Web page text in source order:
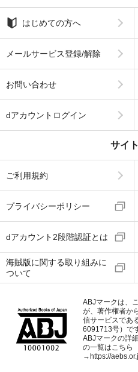
はじめての方へ
メールサービス登録/解除
お問い合わせ
dアカウントログイン
サイ
ご利用規約
プライバシーポリシー
dアカウント2段階認証とは
海賊版に関する取り組みに
ついて
ABJマークは、
が、著作権者か
信サービスであ
6091713号）で
ABJマークの詳
の一覧はこちら
→ https://